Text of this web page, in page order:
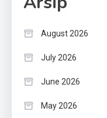
August 2026
July 2026
June 2026
May 2026